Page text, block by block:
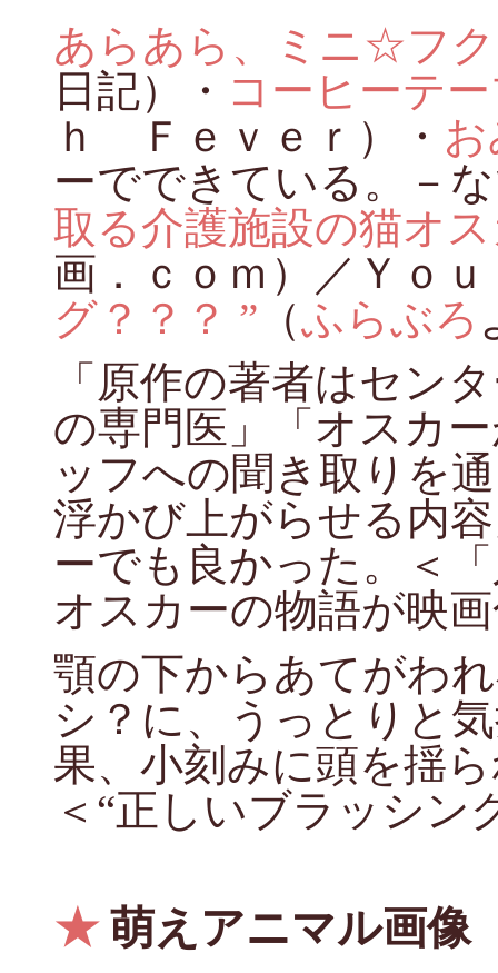
あらあら、ミニ☆フ
日記）・ コーヒーテ
ｈ Ｆｅｖｅｒ）・
ーでできている。－
取る介護施設の猫オ
画．ｃｏｍ）／Ｙｏ
グ？？？ ” （ふらぶろ
「原作の著者はセン
の専門医」「オスカ
ッフへの聞き取りを
浮かび上がらせる内
ーでも良かった。＜
オスカーの物語が映
顎の下からあてがわ
シ？に、うっとりと
果、小刻みに頭を揺
＜“正しいブラッシン
★萌えアニマル画像